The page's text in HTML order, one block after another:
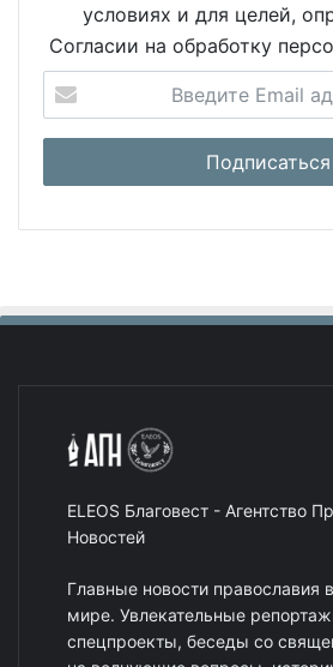
условиях и для целей,
Согласии на обработку
ELEOS Благовест - Агентство
Новостей
Главные новости православия
мире. Увлекательные
спецпроекты, беседы со